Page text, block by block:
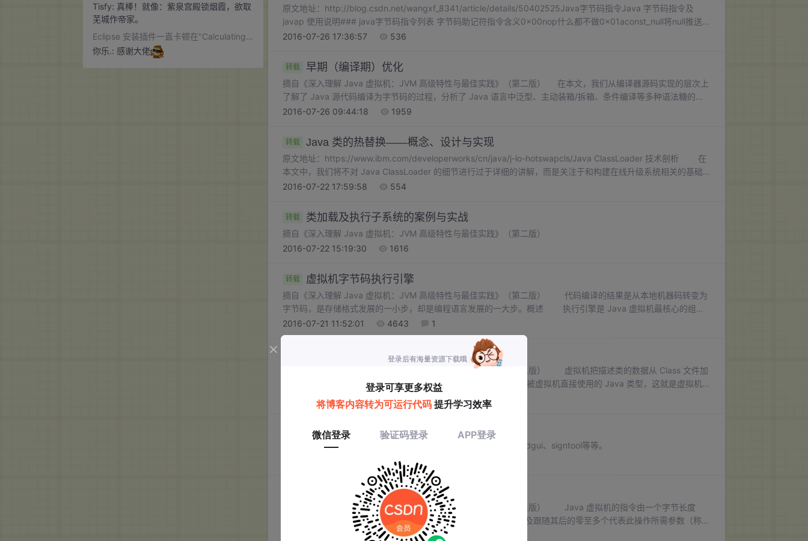
原文地址：http://blog.csdn.net/wangxf_8341/article/details/50402525Java字节码指令Java 字节码指令及
javap 使用说明### java字节码指令列表 字节码助记符指令含义0x00nop什么都不做0x01aconst_null将null推送至
栈顶
2016-07-26 17:36:57 536
转载 早期（编译期）优化
摘自《深入理解 Java 虚拟机：JVM 高级特性与最佳实践》（第二版） 在本文，我们从编译器源码实现的层次上
了解了 Java 源代码编译为字节码的过程，分析了 Java 语言中泛型、主动装箱/拆箱、条件编译等多种语法糖的前
因后果，并实战练习了如何使用插入式注解处理器来完成一个检查程序命名规范的编译器插件。如本文概述中所说
节码的编译器称为 “前端编译器”，是因为它只完成了从程序到抽
2016-07-26 09:44:18 1959
转载 Java 类的热替换——概念、设计与实现
原文地址：https://www.ibm.com/developerworks/cn/java/j-lo-hotswapcls/Java ClassLoader 技术剖析 在
本文中，我们将不对 Java ClassLoader 的细节进行过于详细的讲解，而是关注于和构建在线升级系统相关的基础
概念。关于 ClassLoader 的详细细节许多资料可以参考，有兴趣的读者可
2016-07-22 17:59:58 554
转载 类加载及执行子系统的案例与实战
摘自《深入理解 Java 虚拟机：JVM 高级特性与最佳实践》（第二版）
2016-07-22 15:19:30
1616
转载 虚拟机字节码执行引擎
摘自《深入理解 Java 虚拟机：JVM 高级特性与最佳实践》（第二版） 代码编译的结果是从本地机器码转变为
字节码，是存储格式发展的一小步，却是编程语言发展的一大步。概述 执行引擎是 Java 虚拟机最核心的组成
部分之一。“虚拟机” 是一个相对于 “物理机” 的概念，这两种机器都有代码执行能力，其区别是物理机的执行引擎是
直接建立在处理器、硬件、指令集和操作系
2016-07-21 11:52:01 4643 1
虚拟机类加载机制
摘自《深入理解 Java 虚拟机：JVM 高级特性与最佳实践》（第二版） 虚拟机把描述类的数据从 Class 文件加
载到内存，并对数据进行校验、转换解析和初始化，最终形成可以被虚拟机直接使用的 Java 类型，这就是虚拟机的
类加载机制。 与那些在编译时需要进行连接工作的语言不通，在 Java 语言里面，类型的加载、连接和初始化
过程都是在程序运行期间完成的，这种策
2016-07-20 11:43:44 1841
APK 破解
1、破解工具：apktool、dx.bat、dex2jar、backsmali、smali、jdgui、signtool等等。
1009
字节码指令简介
摘自《深入理解 Java 虚拟机：JVM 高级特性与最佳实践》（第二版） Java 虚拟机的指令由一个字节长度
的、代表着某种特定操作含义的数字（称为操作码，Opcode）以及跟随其后的零至多个代表此操作所需参数（称为
操作数，Operands）而构成。由于 Java 虚拟机采用面向操作数栈而不是寄存器的架构，所以大多数的指令都不包
2016-07-18 16:54:27 8866 1
扫盲大作战
软件安装 2篇
望能互相交流，谢谢啦~
Tisfy: 真棒！就像：紫泉宫殿锁烟霞，欲取
芜城作帝家。
Eclipse 安装插件一直卡顿在"Calculating requirements and dependencies"不动
你乐.: 感谢大佬